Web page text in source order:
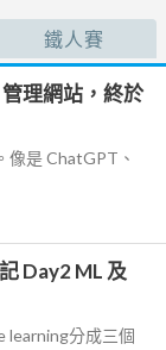
鐵人賽
理網站，終於
像是 ChatGPT、
Day2 ML 及
learning分成三個